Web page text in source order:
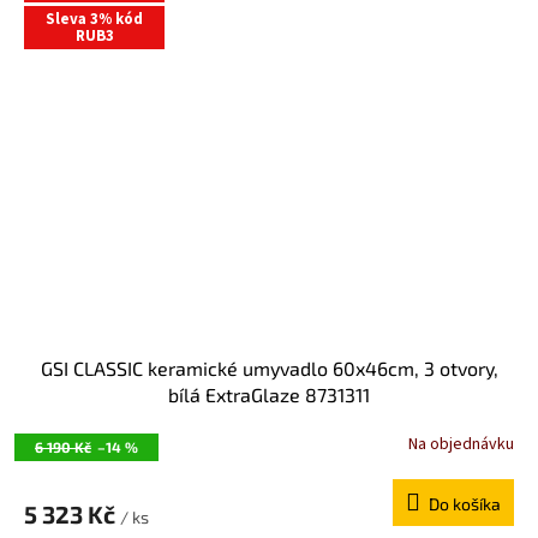
M
Sleva 3% kód
RUB3
6 190 Kč –14 %
GSI CLASSIC keramické umyvadlo 60x46cm, 3 otvory,
bílá ExtraGlaze 8731311
Na objednávku
5 323 Kč / ks
Do košíka